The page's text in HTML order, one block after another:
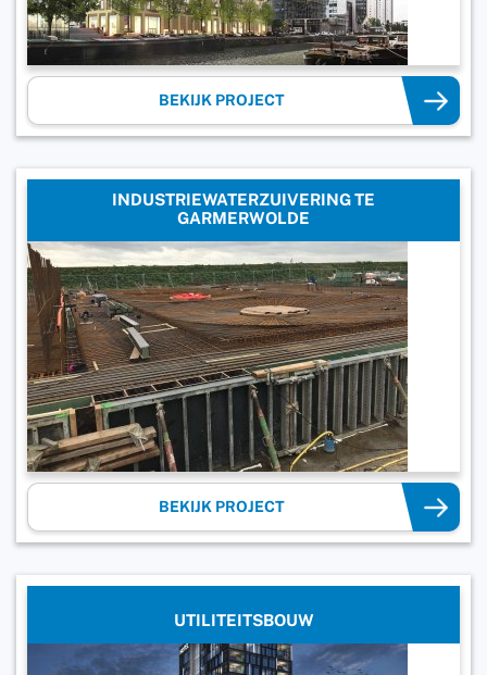
BEKIJK PROJECT
INDUSTRIEWATERZUIVERING TE
GARMERWOLDE
BEKIJK PROJECT
UTILITEITSBOUW